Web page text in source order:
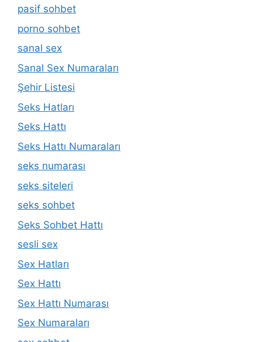
pasif sohbet
porno sohbet
sanal sex
Sanal Sex Numaraları
Şehir Listesi
Seks Hatları
Seks Hattı
Seks Hattı Numaraları
seks numarası
seks siteleri
seks sohbet
Seks Sohbet Hattı
sesli sex
Sex Hatları
Sex Hattı
Sex Hattı Numarası
Sex Numaraları